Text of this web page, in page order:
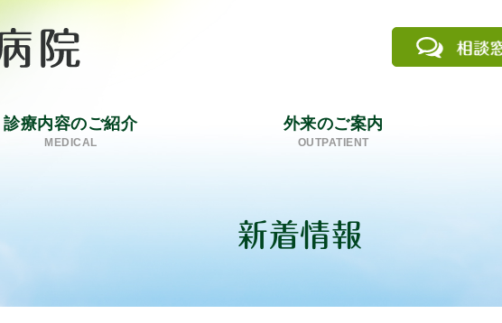
診療内容のご紹介
MEDICAL
外来のご案内
OUTPATIENT
新着情報